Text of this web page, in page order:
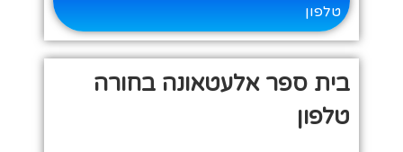
טלפון
בית ספר אלעטאונה בחורה
טלפון